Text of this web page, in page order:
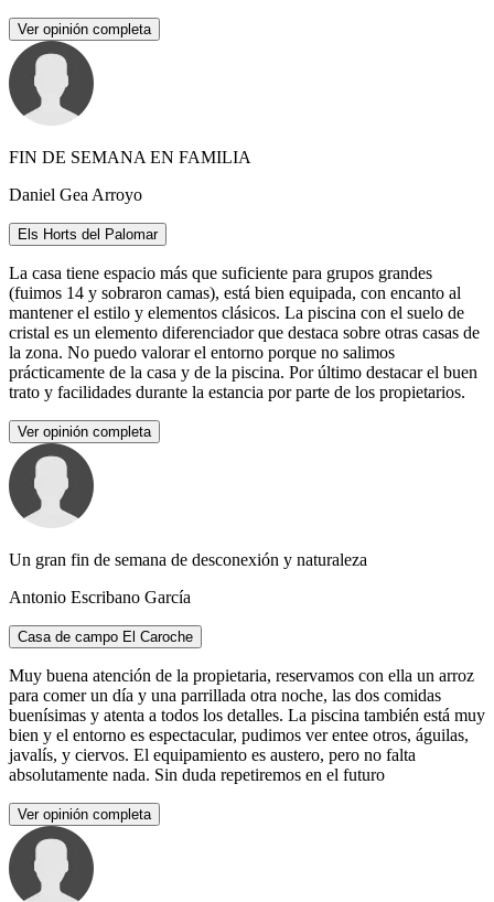
Ver opinión completa
FIN DE SEMANA EN FAMILIA
Daniel Gea Arroyo
Els Horts del Palomar
La casa tiene espacio más que suficiente para grupos grandes
(fuimos 14 y sobraron camas), está bien equipada, con encanto al
mantener el estilo y elementos clásicos. La piscina con el suelo de
cristal es un elemento diferenciador que destaca sobre otras casas de
la zona. No puedo valorar el entorno porque no salimos
prácticamente de la casa y de la piscina. Por último destacar el buen
trato y facilidades durante la estancia por parte de los propietarios.
Ver opinión completa
Un gran fin de semana de desconexión y naturaleza
Antonio Escribano García
Casa de campo El Caroche
Muy buena atención de la propietaria, reservamos con ella un arroz
para comer un día y una parrillada otra noche, las dos comidas
buenísimas y atenta a todos los detalles. La piscina también está muy
bien y el entorno es espectacular, pudimos ver entee otros, águilas,
javalís, y ciervos. El equipamiento es austero, pero no falta
absolutamente nada. Sin duda repetiremos en el futuro
Ver opinión completa